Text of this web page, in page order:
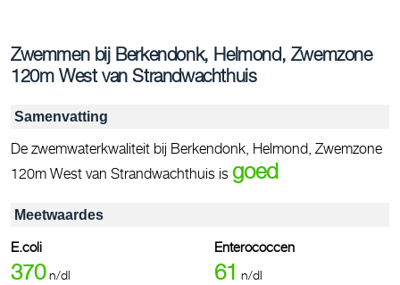
Zwemmen bij Berkendonk, Helmond, Zwemzone
120m West van Strandwachthuis
Samenvatting
De zwemwaterkwaliteit bij Berkendonk, Helmond, Zwemzone
120m West van Strandwachthuis is goed
Meetwaardes
E.coli
370 n/dl
Enterococcen
61 n/dl